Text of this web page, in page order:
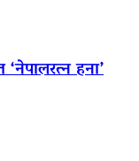
‘नेपालरत्न हना’